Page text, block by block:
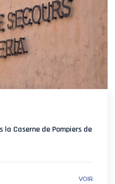
Caserne de Pompiers de
VOIR